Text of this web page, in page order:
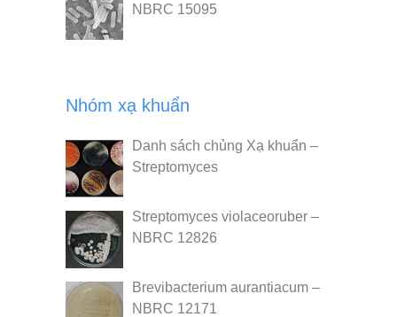
NBRC 15095
Nhóm xạ khuẩn
Danh sách chủng Xạ khuẩn –
Streptomyces
Streptomyces violaceoruber –
NBRC 12826
Brevibacterium aurantiacum –
NBRC 12171